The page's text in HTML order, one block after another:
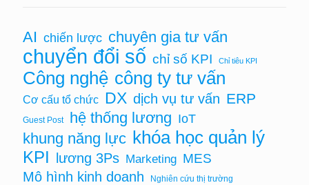
AI chiến lược chuyên gia tư vấn
chuyển đổi số chỉ số KPI Chỉ tiêu KPI
Công nghệ công ty tư vấn
Cơ cấu tổ chức DX dịch vụ tư vấn ERP
Guest Post hệ thống lương IoT
khung năng lực khóa học quản lý
KPI lương 3Ps Marketing MES
Mô hình kinh doanh
Nghiên cứu thị trường